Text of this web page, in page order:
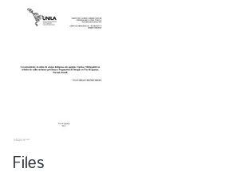
Files